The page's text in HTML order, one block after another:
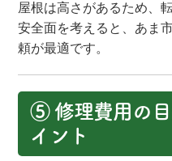
屋根は高さがあるため、
安全面を考えると、あま
頼が最適です。
⑤ 修理費用の
イント